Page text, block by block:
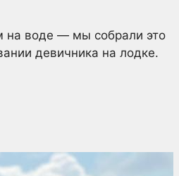
на воде — мы собрали это
девичника на лодке.